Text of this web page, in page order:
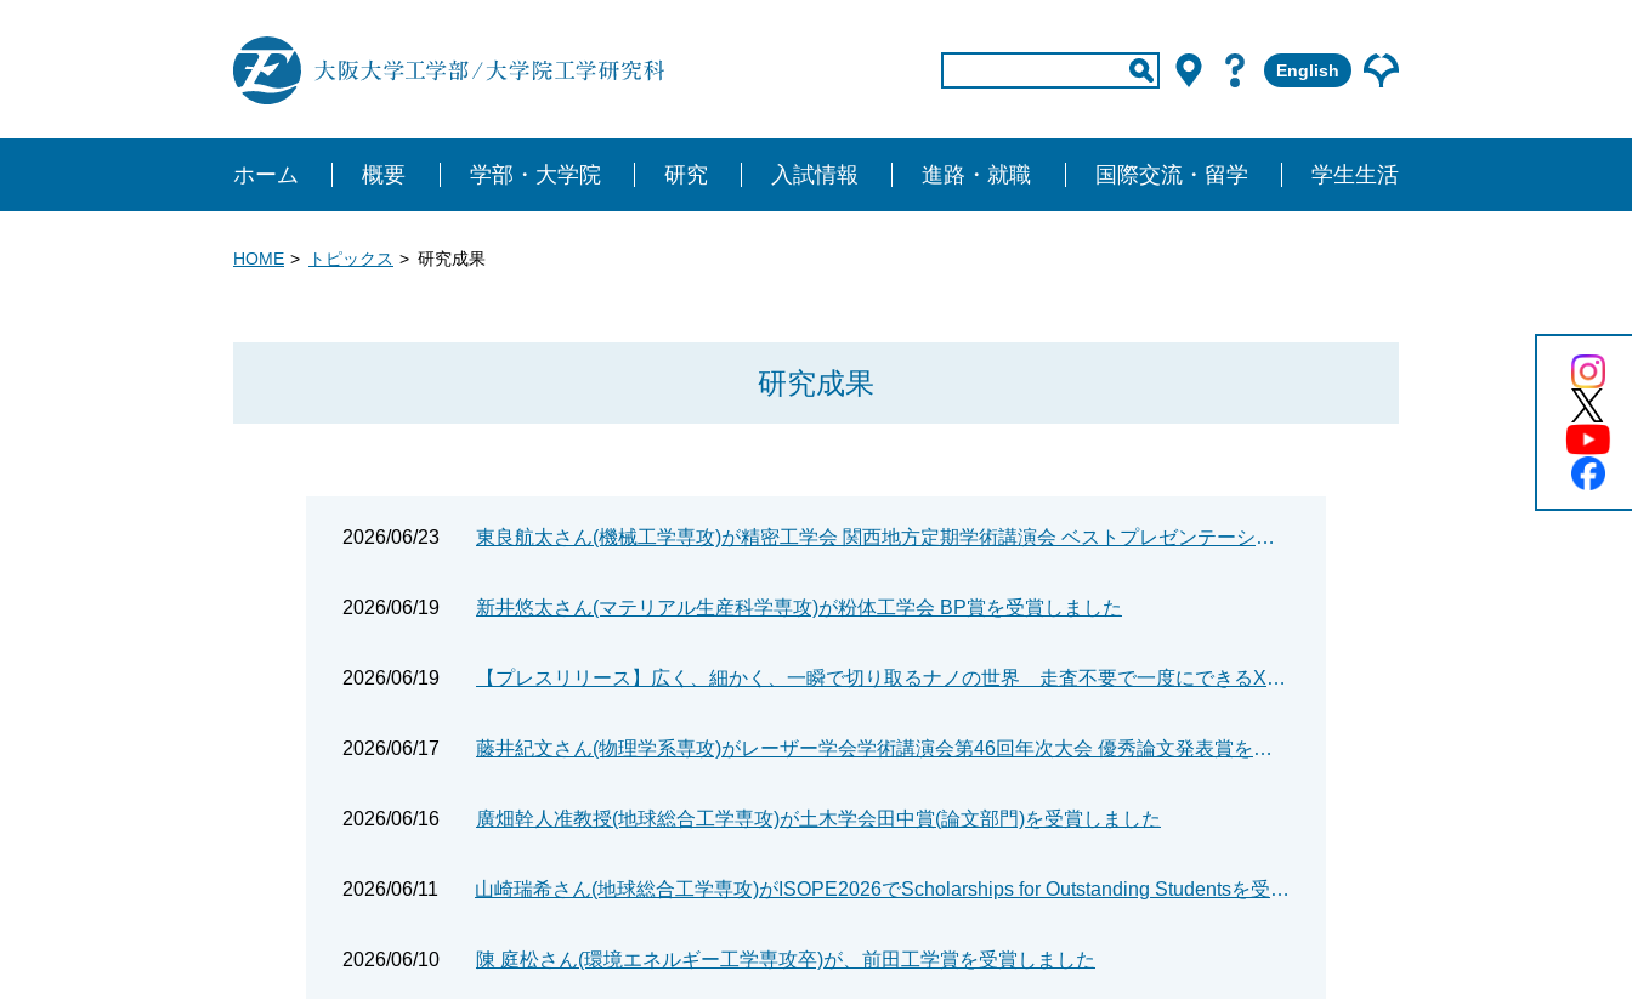
English
ホーム 概要 学部・大学院 研究 入試情報 進路・就職 国際交流・留学 学生生活
HOME トピックス 研究成果
研究成果
2026/06/23 東良航太さん(機械工学専攻)が精密工学会 関西地方定期学術講演会 ベストプレゼンテーション賞を受賞しました
2026/06/19 新井悠太さん(マテリアル生産科学専攻)が粉体工学会 BP賞を受賞しました
2026/06/19 【プレスリリース】広く、細かく、一瞬で切り取るナノの世界 走査不要で一度にできるX線撮影技術を開発
2026/06/17 藤井紀文さん(物理学系専攻)がレーザー学会学術講演会第46回年次大会 優秀論文発表賞を受賞しました
2026/06/16 廣畑幹人准教授(地球総合工学専攻)が土木学会田中賞(論文部門)を受賞しました
2026/06/11 山崎瑞希さん(地球総合工学専攻)がISOPE2026でScholarships for Outstanding Studentsを受賞しました
2026/06/10 陳 庭松さん(環境エネルギー工学専攻卒)が、前田工学賞を受賞しました